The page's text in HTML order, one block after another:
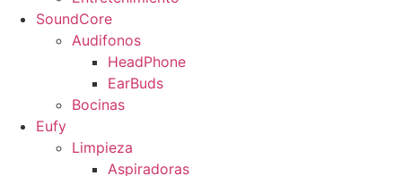
SoundCore
Audifonos
HeadPhone
EarBuds
Bocinas
Eufy
Limpieza
Aspiradoras